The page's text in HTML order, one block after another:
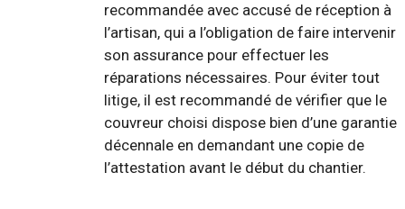
recommandée avec accusé de réception à
l’artisan, qui a l’obligation de faire intervenir
son assurance pour effectuer les
réparations nécessaires. Pour éviter tout
litige, il est recommandé de vérifier que le
couvreur choisi dispose bien d’une garantie
décennale en demandant une copie de
l’attestation avant le début du chantier.